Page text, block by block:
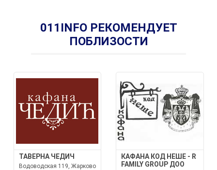
011INFO РЕКОМЕНДУЕТ
ПОБЛИЗОСТИ
ТАВЕРНА ЧЕДИЧ
Водоводская 119, Жарково
КАФАНА КОД НЕШЕ - R
FAMILY GROUP ДОО